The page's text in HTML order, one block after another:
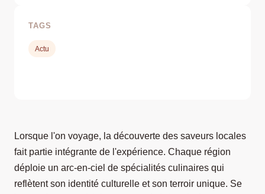
Lorsque l'on voyage, la découverte des saveurs locales
fait partie intégrante de l'expérience. Chaque région
déploie un arc-en-ciel de spécialités culinaires qui
reflètent son identité culturelle et son terroir unique. Se
TAGS
Actu